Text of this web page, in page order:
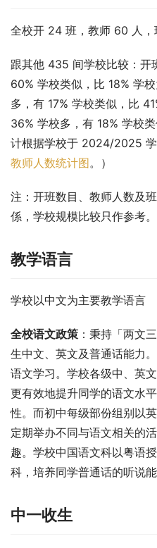
全校开 24 班，教师 60 人
跟其他 435 间学校比较：开
60% 学校类似，比 18% 学
多，有 17% 学校类似，比
36% 学校多，有 18% 学校
计根据学校于 2024/2025 学
教师人数统计图。）
注：开班数目、教师人数及
係，学校规模比较只作参考。
教学语言
学校以中文为主要教学语言
全校语文政策 ：秉持「两文
生中文、英文及普通话能力
语文学习。学校各级中、英
更有效地提升同学的语文水
性。而初中每级部份组别以
定期举办不同与语文相关的
趣。学校中国语文科以粤语
科，培养同学普通话的听说能
中一收生